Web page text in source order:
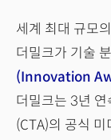
세계 최대 규모
더밀크가 기술
(Innovation
더밀크는 3년 연
(CTA)의 공식